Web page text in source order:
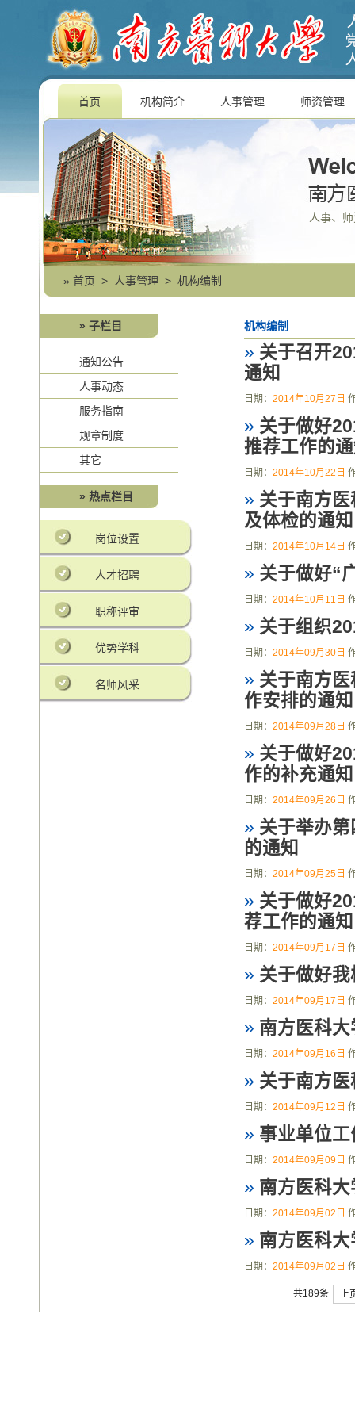
首页 机构简介 人事管理 师资管理
人事、
» 首页 > 人事管理 > 机构编制
» 子栏目
通知公告
人事动态
服务指南
规章制度
其它
» 热点栏目
岗位设置
人才招聘
职称评审
优势学科
名师风采
机构编制
» 关于召开
通知
日期： 2014年10月27日
» 关于做好
推荐工作的
日期： 2014年10月22日
» 关于南方
及体检的通知
日期： 2014年10月14日
» 关于做好“
日期： 2014年10月11日
» 关于组织
日期： 2014年09月30日
» 关于南方
作安排的通知
日期： 2014年09月28日
» 关于做好
作的补充通知
日期： 2014年09月26日
» 关于举办
的通知
日期： 2014年09月25日
» 关于做好
荐工作的通知
日期： 2014年09月17日
» 关于做好
日期： 2014年09月17日
» 南方医科
日期： 2014年09月16日
» 关于南方
日期： 2014年09月12日
» 事业单位
日期： 2014年09月09日
» 南方医科
日期： 2014年09月02日
» 南方医科
日期： 2014年09月02日
共189条 上